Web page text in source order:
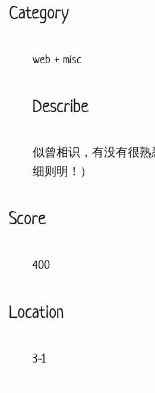
Category
web + misc
Describe
似曾相识，有没有很
细则明！）
Score
400
Location
3-1